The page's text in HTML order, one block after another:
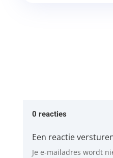
0 reacties
Een reactie
Je e-mailadres wordt